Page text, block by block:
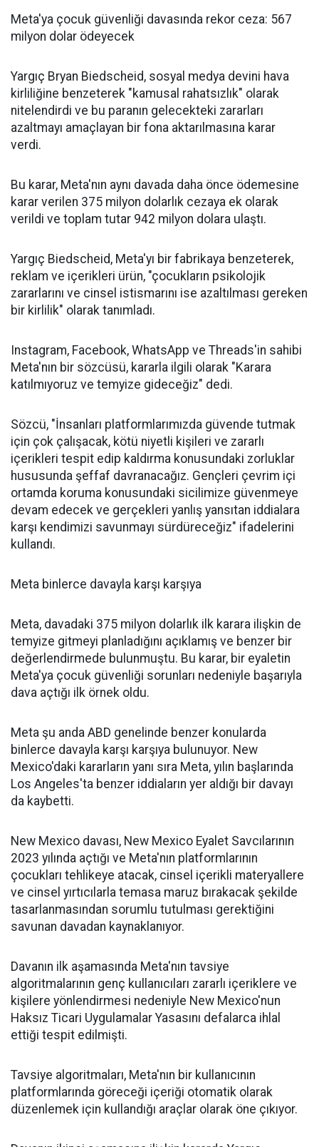
Meta'ya çocuk güvenliği davasında rekor ceza: 567
milyon dolar ödeyecek
Yargıç Bryan Biedscheid, sosyal medya devini hava
kirliliğine benzeterek "kamusal rahatsızlık" olarak
nitelendirdi ve bu paranın gelecekteki zararları
azaltmayı amaçlayan bir fona aktarılmasına karar
verdi.
Bu karar, Meta'nın aynı davada daha önce ödemesine
karar verilen 375 milyon dolarlık cezaya ek olarak
verildi ve toplam tutar 942 milyon dolara ulaştı.
Yargıç Biedscheid, Meta'yı bir fabrikaya benzeterek,
reklam ve içerikleri ürün, "çocukların psikolojik
zararlarını ve cinsel istismarını ise azaltılması gereken
bir kirlilik" olarak tanımladı.
Instagram, Facebook, WhatsApp ve Threads'in sahibi
Meta'nın bir sözcüsü, kararla ilgili olarak "Karara
katılmıyoruz ve temyize gideceğiz" dedi.
Sözcü, "İnsanları platformlarımızda güvende tutmak
için çok çalışacak, kötü niyetli kişileri ve zararlı
içerikleri tespit edip kaldırma konusundaki zorluklar
hususunda şeffaf davranacağız. Gençleri çevrim içi
ortamda koruma konusundaki sicilimize güvenmeye
devam edecek ve gerçekleri yanlış yansıtan iddialara
karşı kendimizi savunmayı sürdüreceğiz" ifadelerini
kullandı.
Meta binlerce davayla karşı karşıya
Meta, davadaki 375 milyon dolarlık ilk karara ilişkin de
temyize gitmeyi planladığını açıklamış ve benzer bir
değerlendirmede bulunmuştu. Bu karar, bir eyaletin
Meta'ya çocuk güvenliği sorunları nedeniyle başarıyla
dava açtığı ilk örnek oldu.
Meta şu anda ABD genelinde benzer konularda
binlerce davayla karşı karşıya bulunuyor. New
Mexico'daki kararların yanı sıra Meta, yılın başlarında
Los Angeles'ta benzer iddiaların yer aldığı bir davayı
da kaybetti.
New Mexico davası, New Mexico Eyalet Savcılarının
2023 yılında açtığı ve Meta'nın platformlarının
çocukları tehlikeye atacak, cinsel içerikli materyallere
ve cinsel yırtıcılarla temasa maruz bırakacak şekilde
tasarlanmasından sorumlu tutulması gerektiğini
savunan davadan kaynaklanıyor.
Davanın ilk aşamasında Meta'nın tavsiye
algoritmalarının genç kullanıcıları zararlı içeriklere ve
kişilere yönlendirmesi nedeniyle New Mexico'nun
Haksız Ticari Uygulamalar Yasasını defalarca ihlal
ettiği tespit edilmişti.
Tavsiye algoritmaları, Meta'nın bir kullanıcının
platformlarında göreceği içeriği otomatik olarak
düzenlemek için kullandığı araçlar olarak öne çıkıyor.